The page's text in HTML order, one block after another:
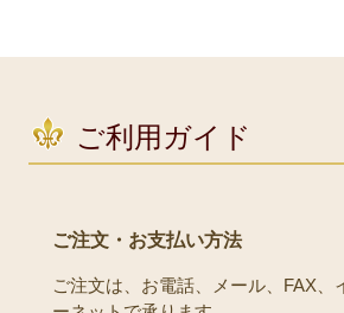
ご利用ガイド
ご注文・お支払い方法
ご注文は、お電話、メール、FAX、